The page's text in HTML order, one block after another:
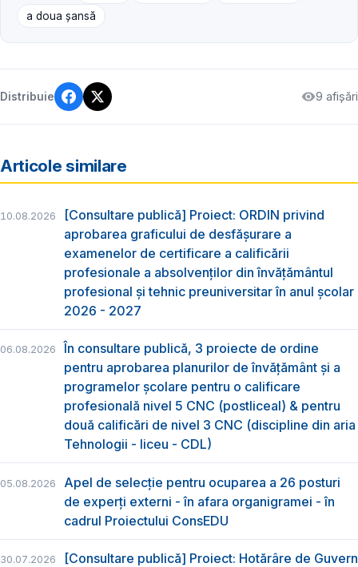
a doua șansă
Distribuie 9 afișări
Articole similare
10.08.2026
[Consultare publică] Proiect: ORDIN privind
aprobarea graficului de desfăşurare a
examenelor de certificare a calificării
profesionale a absolvenţilor din învăţământul
profesional şi tehnic preuniversitar în anul şcolar
2026 - 2027
06.08.2026
În consultare publică, 3 proiecte de ordine
pentru aprobarea planurilor de învățământ și a
programelor școlare pentru o calificare
profesională nivel 5 CNC (postliceal) & pentru
două calificări de nivel 3 CNC (discipline din aria
Tehnologii - liceu - CDL)
05.08.2026
Apel de selecție pentru ocuparea a 26 posturi
de experți externi - în afara organigramei - în
cadrul Proiectului ConsEDU
30.07.2026
[Consultare publică] Proiect: Hotărâre de Guvern